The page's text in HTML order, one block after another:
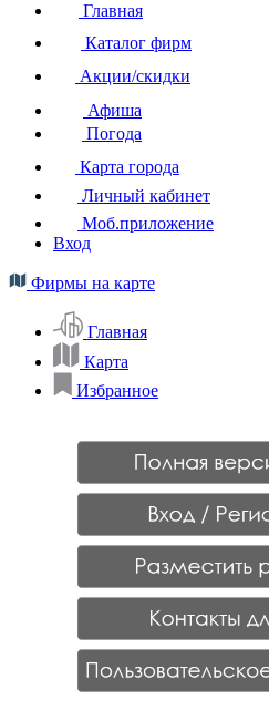
Главная
Каталог фирм
Акции/скидки
Афиша
Погода
Карта города
Личный кабинет
Моб.приложение
Вход
Фирмы на карте
Главная
Карта
Избранное